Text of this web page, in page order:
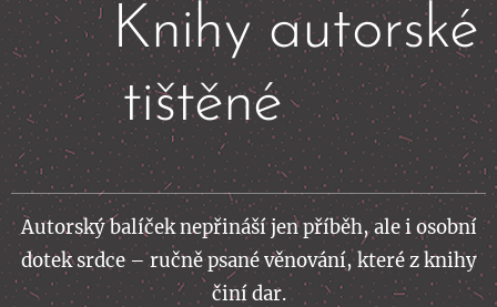
📖Knihy autorské
tištěné 📖
Autorský balíček nepřináší jen příběh, ale i osobní
dotek srdce – ručně psané věnování, které z knihy
činí dar.